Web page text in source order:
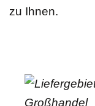
zu Ihnen.